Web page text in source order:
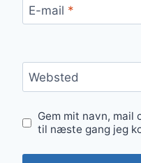
E-mail *
Websted
Gem mit navn, mail
til næste gang jeg